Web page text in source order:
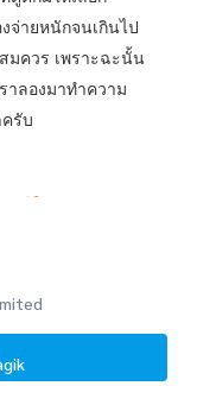
จ่ายหนักจนเกินไป
มควร เพราะฉะนั้น
ราลองมาทำความ
รับ
งการ
ว่าจะเป็น บ้าน